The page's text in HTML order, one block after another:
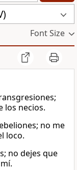
Font Size
los necios.
no me
loco.
no dejes que